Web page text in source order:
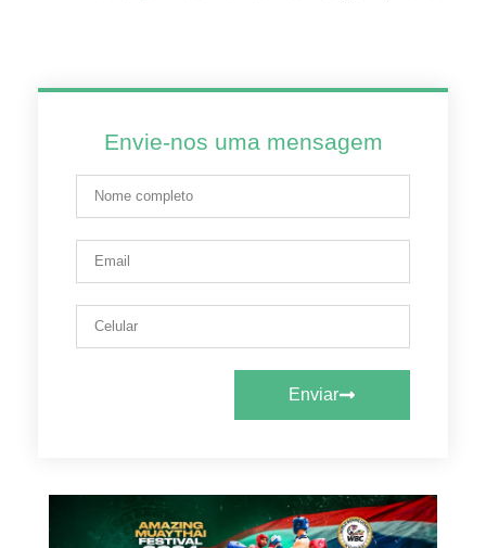
Envie-nos uma mensagem
Enviar